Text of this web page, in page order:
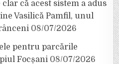
că acest sistem a adus
Vasilică Pamfil, unul
08/07/2026
pentru parcările
Focșani 08/07/2026